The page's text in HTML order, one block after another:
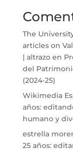
The
articles on
| altrazoen
del
(2024-25)
Wikimedia
años:
humano y
estrella
25 años: